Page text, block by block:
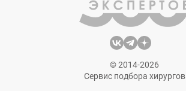
© 2014-2026
Сервис подбора хирургов